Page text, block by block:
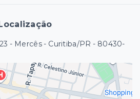
Localização
- Mercês - Curitiba/PR - 80430-